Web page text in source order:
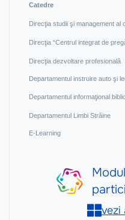
Catedre
Direcţia studii şi management al
Direcţia “Centrul integrat de
Direcţia dezvoltare profesională
Departamentul instruire auto şi
Departamentul informaţional
Departamentul Limbi Străine
E-Learning